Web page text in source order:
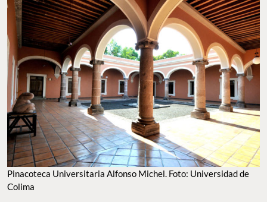
Pinacoteca Universitaria Alfonso Michel. Foto: Universidad de
Colima